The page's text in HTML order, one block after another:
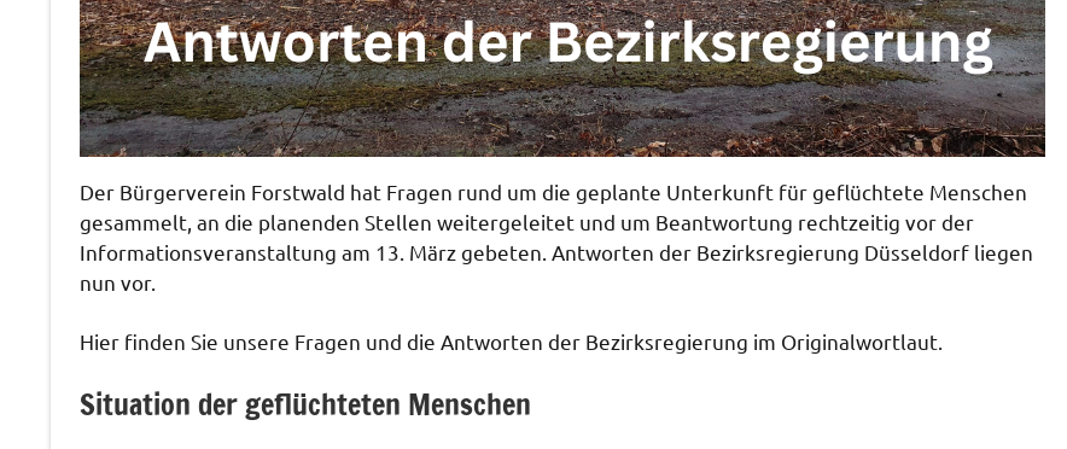
Der Bürgerverein Forstwald hat Fragen rund um die geplante Unterkunft für geflüchtete Menschen
gesammelt, an die planenden Stellen weitergeleitet und um Beantwortung rechtzeitig vor der
Informationsveranstaltung am 13. März gebeten. Antworten der Bezirksregierung Düsseldorf liegen
nun vor.
Hier finden Sie unsere Fragen und die Antworten der Bezirksregierung im Originalwortlaut.
Situation der geflüchteten Menschen